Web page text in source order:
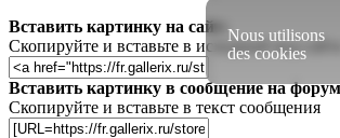
Вставить картинку на сайт:
Скопируйте и вставьте в исходный код сайта
Вставить картинку в сообщение на
Скопируйте и вставьте в текст сообщения
Nous utilisons
des cookies